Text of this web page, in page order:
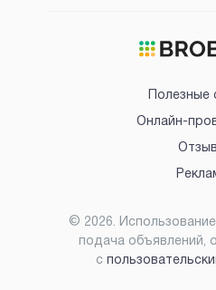
Полезные
Онлайн-
© 2026.
подача объявлений,
с